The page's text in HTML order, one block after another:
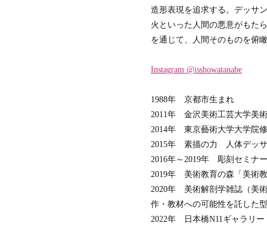
造形表現を追求する。デッサ
火といった人間の悪意がもた
を通じて、人間そのものを俯
Instagram @isshowatanabe
1988年 京都市生まれ
2011年 金沢美術工芸大学美
2014年 東京藝術大学大学院
2015年 素描の力 人体デッサ
2016年～2019年 彫刻セミナ
2019年 美術教育の森「美術
2020年 美術解剖学雑誌（美
作・教材への可能性を託した
2022年 日本橋N11ギャラリ